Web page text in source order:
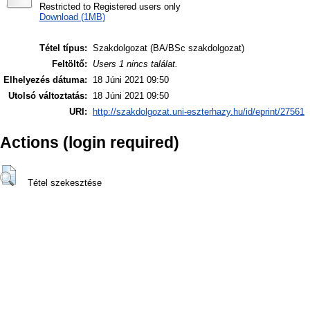
Restricted to Registered users only
Download (1MB)
Tétel típus: Szakdolgozat (BA/BSc szakdolgozat)
Feltöltő:
Users 1 nincs találat.
Elhelyezés dátuma:
18 Júni 2021 09:50
Utolsó változtatás:
18 Júni 2021 09:50
URI:
http://szakdolgozat.uni-eszterhazy.hu/id/eprint/27561
Actions (login required)
Tétel szekesztése